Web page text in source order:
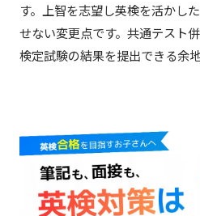
す。上智を志望し英検を活かし
せない変更点です。共通テスト
検定試験の結果を提出できる余地